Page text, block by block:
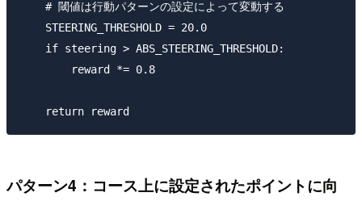
    # 閾値は行動パターンの設定によって変動する
    STEERING_THRESHOLD = 20.0
    if steering > ABS_STEERING_THRESHOLD:
        reward *= 0.8
パターン4：コース上に設定されたポイントに向